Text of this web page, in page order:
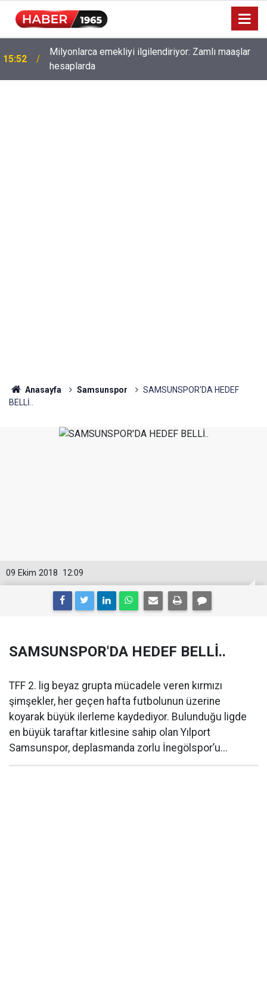
15:52
Milyonlarca emekliyi ilgilendiriyor: Zamlı maaşlar
hesaplarda
Anasayfa Samsunspor
SAMSUNSPOR'DA HEDEF
BELLİ..
12:09
09 Ekim 2018
SAMSUNSPOR'DA HEDEF BELLİ..
TFF 2. lig beyaz grupta mücadele veren kırmızı
şimşekler, her geçen hafta futbolunun üzerine
koyarak büyük ilerleme kaydediyor. Bulunduğu ligde
en büyük taraftar kitlesine sahip olan Yılport
Samsunspor, deplasmanda zorlu İnegölspor’u...